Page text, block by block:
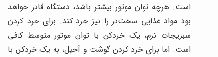
است. هرچه توان موتور بیشتر باشد، دستگاه قادر خواهد
بود مواد غذایی سخت‌تر را نیز خرد کند. برای خرد کردن
سبزیجات نرم، یک خردکن با توان موتور متوسط کافی
است. اما برای خرد کردن گوشت و آجیل، به یک خردکن با